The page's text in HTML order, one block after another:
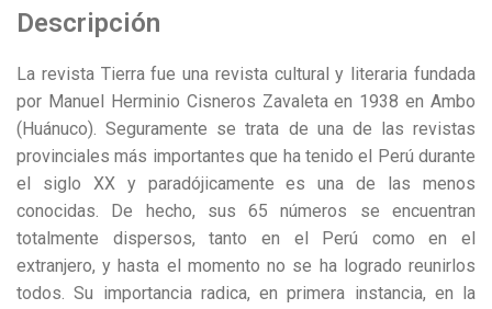
Descripción
La revista Tierra fue una revista cultural y literaria fundada
por Manuel Herminio Cisneros Zavaleta en 1938 en Ambo
(Huánuco). Seguramente se trata de una de las revistas
provinciales más importantes que ha tenido el Perú durante
el siglo XX y paradójicamente es una de las menos
conocidas. De hecho, sus 65 números se encuentran
totalmente dispersos, tanto en el Perú como en el
extranjero, y hasta el momento no se ha logrado reunirlos
todos. Su importancia radica, en primera instancia, en la